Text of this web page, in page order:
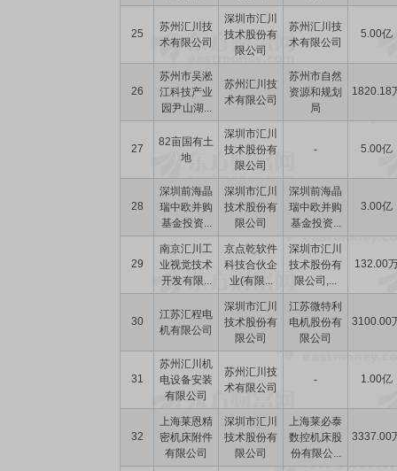
25
苏州汇川技
术有限公司
深圳市汇川
技术股份有
限公司
苏州汇川技
术有限公司
5.00亿
26
苏州市吴淞
江科技产业
园尹山湖...
苏州汇川技
术有限公司
苏州市自然
资源和规划
局
1820.18
27
82亩国有土
地
深圳市汇川
技术股份有
限公司
- 5.00亿
28
深圳前海晶
瑞中欧并购
基金投资...
深圳市汇川
技术股份有
限公司
深圳前海晶
瑞中欧并购
基金投资...
3.00亿
29
南京汇川工
业视觉技术
开发有限...
京点乾软件
科技合伙企
业(有限...
深圳市汇川
技术股份有
限公司,...
132.00
30
江苏汇程电
机有限公司
深圳市汇川
技术股份有
限公司
江苏微特利
电机股份有
限公司
3100.00
31
苏州汇川机
电设备安装
有限公司
苏州汇川技
术有限公司
- 1.00亿
32
上海莱恩精
密机床附件
有限公司
深圳市汇川
技术股份有
限公司
上海莱必泰
数控机床股
份有限公...
3337.00